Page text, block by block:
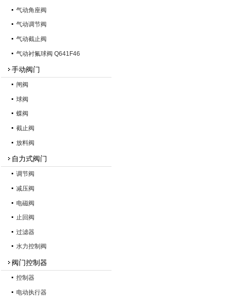
气动角座阀
气动调节阀
气动截止阀
气动衬氟球阀 Q641F46
手动阀门
闸阀
球阀
蝶阀
截止阀
放料阀
自力式阀门
调节阀
减压阀
电磁阀
止回阀
过滤器
水力控制阀
阀门控制器
控制器
电动执行器